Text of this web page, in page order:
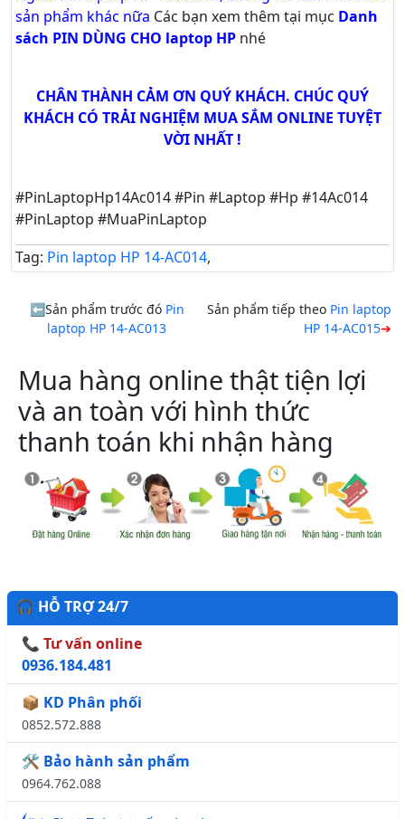
sản phẩm khác nữa Các bạn xem thêm tại mục Danh
sách PIN DÙNG CHO laptop HP nhé
CHÂN THÀNH CẢM ƠN QUÝ KHÁCH. CHÚC QUÝ
KHÁCH CÓ TRẢI NGHIỆM MUA SẮM ONLINE TUYỆT
VỜI NHẤT !
#PinLaptopHp14Ac014 #Pin #Laptop #Hp #14Ac014
#PinLaptop #MuaPinLaptop
Tag: Pin laptop HP 14-AC014,
Sản phẩm trước đó Pin
laptop HP 14-AC013
Sản phẩm tiếp theo Pin laptop
HP 14-AC015
Mua hàng online thật tiện lợi
và an toàn với hình thức
thanh toán khi nhận hàng
🎧 HỖ TRỢ 24/7
📞 Tư vấn online
0936.184.481
📦 KD Phân phối
0852.572.888
🛠️ Bảo hành sản phẩm
0964.762.088